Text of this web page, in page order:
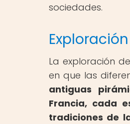
sociedades.
La exploración
en que las
antiguas
Francia, cada
tradiciones de